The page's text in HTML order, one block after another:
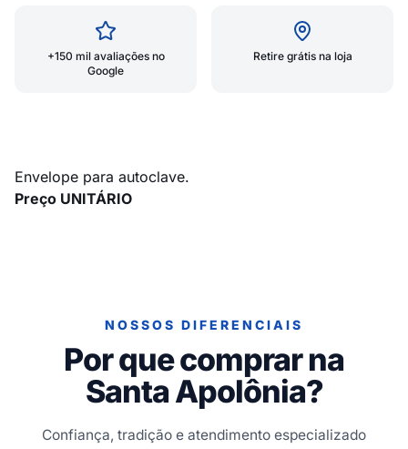
+150 mil avaliações no
Google
Retire grátis na loja
Envelope para autoclave.
Preço UNITÁRIO
NOSSOS DIFERENCIAIS
Por que comprar na
Santa Apolônia?
Confiança, tradição e atendimento especializado